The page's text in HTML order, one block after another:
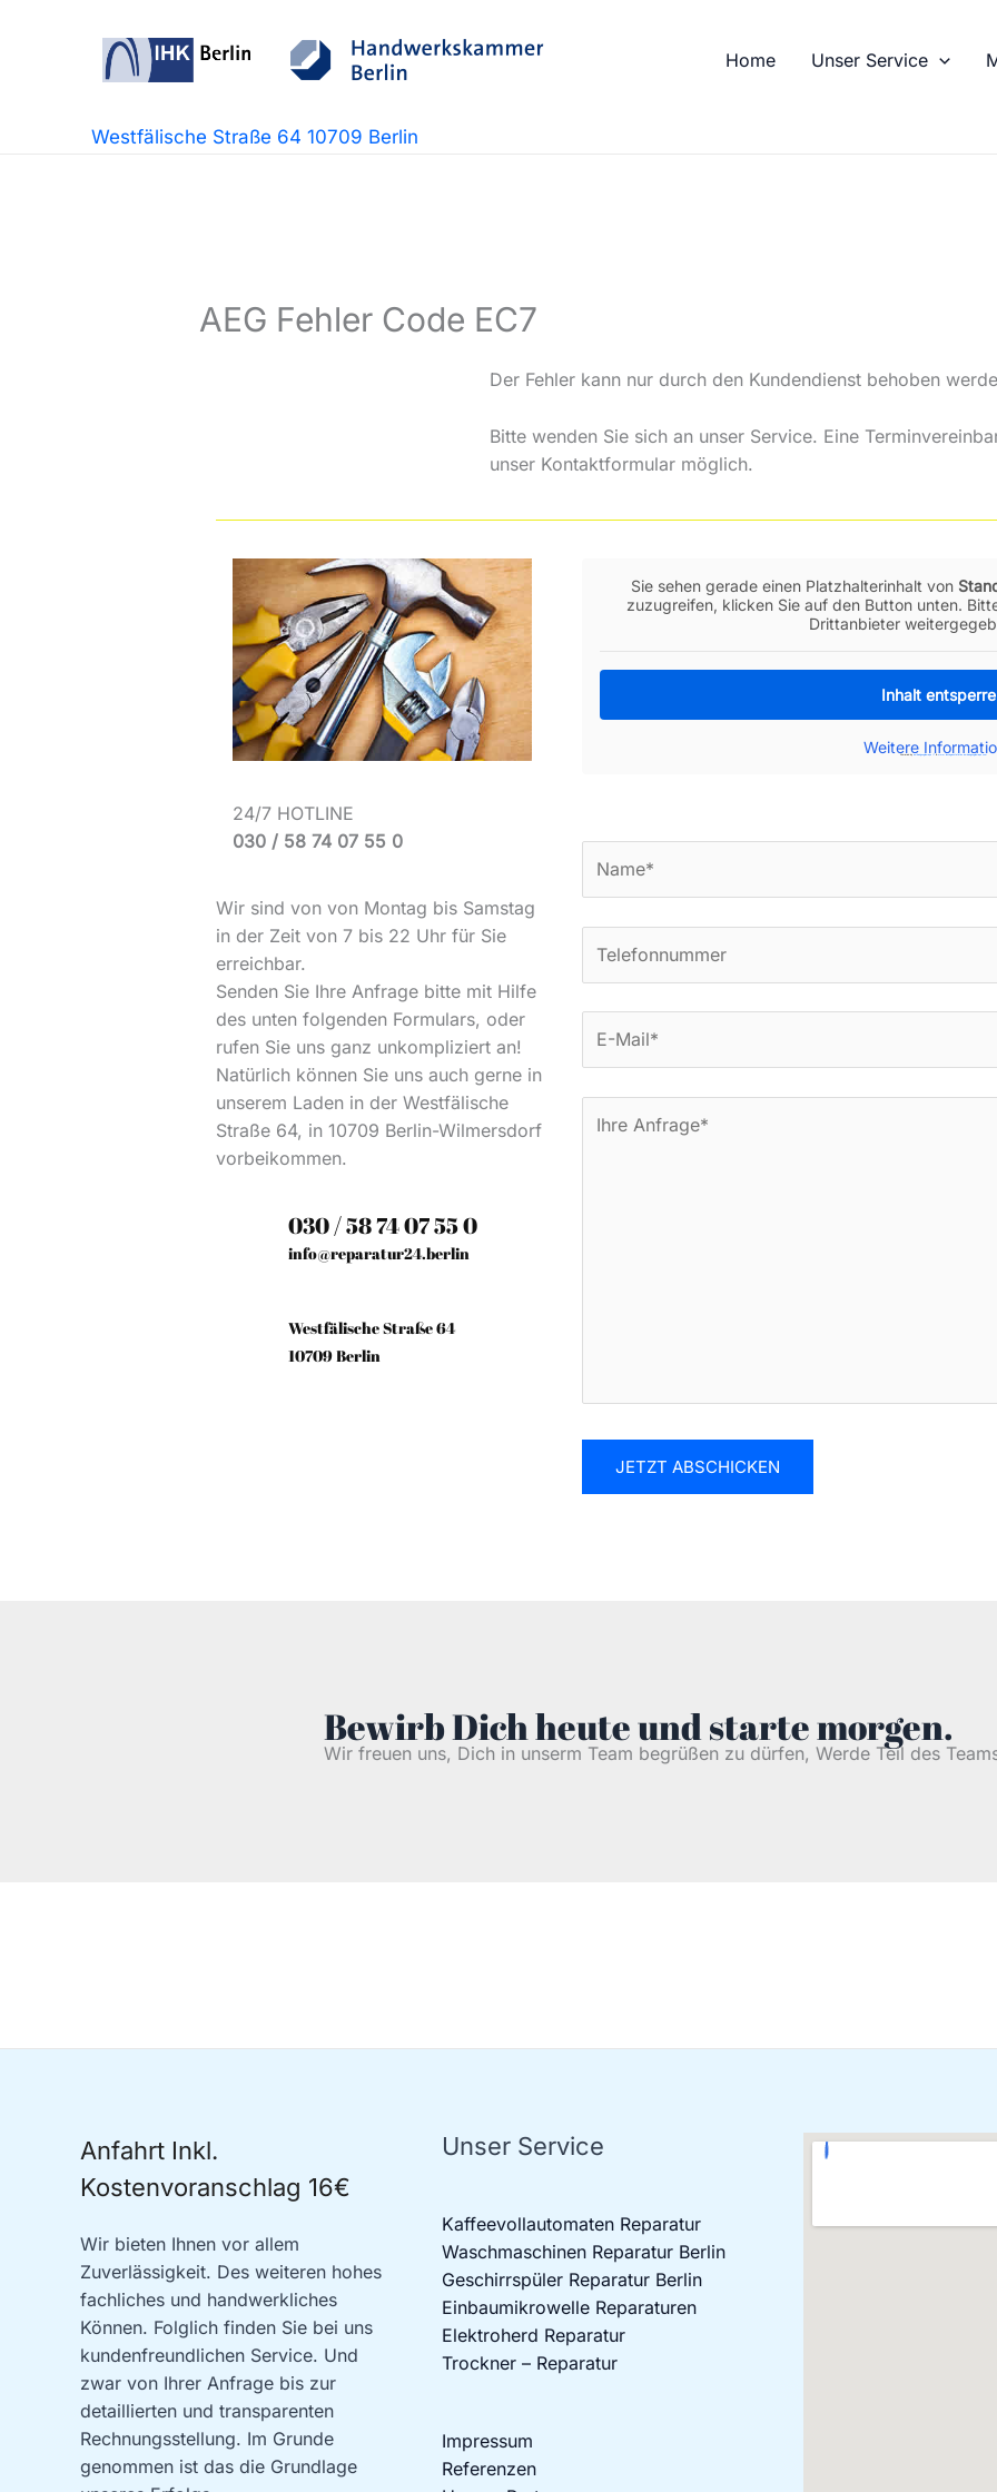
Home Unser Service
Westfälische Straße 64 10709 Berlin
AEG Fehler Code EC7
Der Fehler kann nur durch den Kundendienst behoben
Bitte wenden Sie sich an unser Service. Eine
unser Kontaktformular möglich.
24/7 HOTLINE
030 / 58 74 07 55 0
Wir sind von von Montag bis Samstag
in der Zeit von 7 bis 22 Uhr für Sie
erreichbar.
Senden Sie Ihre Anfrage bitte mit Hilfe
des unten folgenden Formulars, oder
rufen Sie uns ganz unkompliziert an!
Natürlich können Sie uns auch gerne in
unserem Laden in der Westfälische
Straße 64, in 10709 Berlin-Wilmersdorf
vorbeikommen.
030 / 58 74 07 55 0
info@reparatur24.berlin
Westfälische Straße 64
10709 Berlin
Sie sehen gerade einen Platzhalterinhalt von
zuzugreifen, klicken Sie auf den Button unten.
Drittanbieter
Inhalt
Weitere
Bewirb Dich heute und starte morgen.
Wir freuen uns, Dich in unserm Team begrüßen zu dürfen, Werde Teil des
Anfahrt Inkl.
Kostenvoranschlag 16€
Wir bieten Ihnen vor allem
Zuverlässigkeit. Des weiteren hohes
fachliches und handwerkliches
Können. Folglich finden Sie bei uns
kundenfreundlichen Service. Und
zwar von Ihrer Anfrage bis zur
detaillierten und transparenten
Rechnungsstellung. Im Grunde
genommen ist das die Grundlage
Unser Service
Kaffeevollautomaten Reparatur
Waschmaschinen Reparatur Berlin
Geschirrspüler Reparatur Berlin
Einbaumikrowelle Reparaturen
Elektroherd Reparatur
Trockner – Reparatur
Impressum
Referenzen